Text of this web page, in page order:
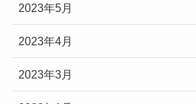
2023年5月
2023年4月
2023年3月